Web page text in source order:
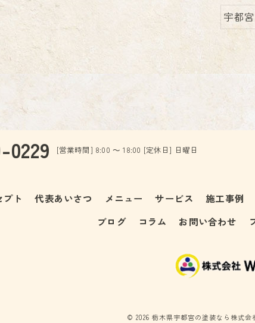
宇都宮
0229 [営業時間] 8:00 ～ 18:00 [定休日] 日曜日
プト 代表あいさつ メニュー サービス 施工事例
ブログ
コラム お問い合わせ
© 2026 栃木県宇都宮の塗装なら株式会